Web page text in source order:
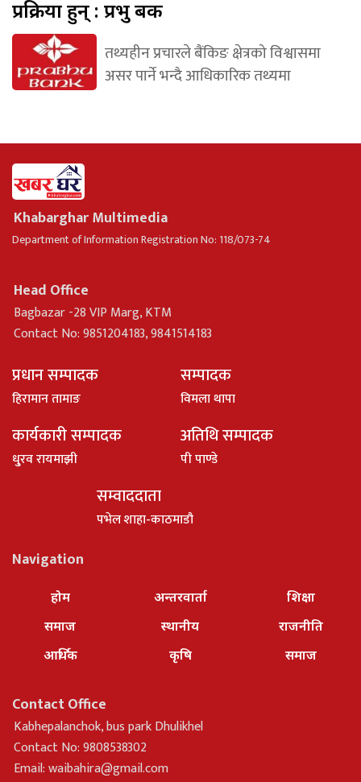
प्रक्रिया हुन् : प्रभु बैंक
तथ्यहीन प्रचारले बैंकिङ क्षेत्रको विश्वासमा
असर पार्ने भन्दै आधिकारिक तथ्यमा
Khabarghar Multimedia
Department of Information Registration No: 118/073-74
Head Office
Bagbazar -28 VIP Marg, KTM
Contact No: 9851204183, 9841514183
प्रधान सम्पादक
हिरामान तामाङ
सम्पादक
विमला थापा
कार्यकारी सम्पादक
धु्रव रायमाझी
अतिथि सम्पादक
पी पाण्डे
सम्वाददाता
पभेल शाहा-काठमाडौ
Navigation
होम
समाज
आर्थिक
अन्तरवार्ता
स्थानीय
कृषि
शिक्षा
राजनीति
समाज
Contact Office
Kabhepalanchok, bus park Dhulikhel
Contact No: 9808538302
Email:waibahira@gmail.com